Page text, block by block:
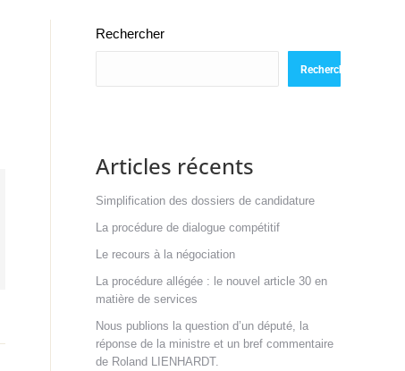
Rechercher
Rechercher
Articles récents
Simplification des dossiers de candidature
La procédure de dialogue compétitif
Le recours à la négociation
La procédure allégée : le nouvel article 30 en
matière de services
Nous publions la question d’un député, la
réponse de la ministre et un bref commentaire
de Roland LIENHARDT.